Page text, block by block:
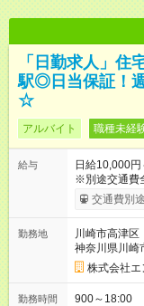
「日勤求人」住
駅◎日当保証！
☆
アルバイト 職種未経
給与
日給10,000
※別途交通費
万円 ◆スタートダッシュに 入社祝金最大200，000円を支給！
研修手当(法
用の履歴を提
もOK ◆日当保証 たとえ仕事が1時間で終わっても 日当は全額お
支払いします
ど、お得……！ ◆その他 資格応援手当・隊長手当等
トから社員雇
交通費別
勤務地
川崎市高津区
神奈川県川崎
株式会社
勤務時間
900～18:00